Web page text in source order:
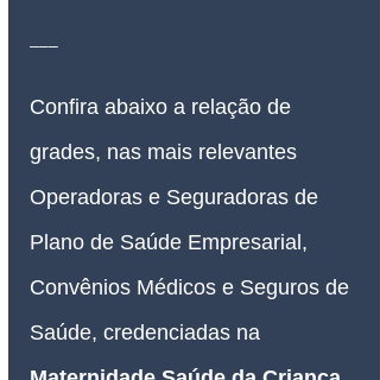
___
Confira abaixo a relação de
grades, nas mais relevantes
Operadoras e Seguradoras de
Plano de Saúde Empresarial,
Convênios Médicos e Seguros de
Saúde, credenciadas na